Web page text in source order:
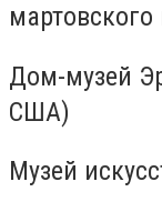
мартовского
Дом-музей
США)
Музей